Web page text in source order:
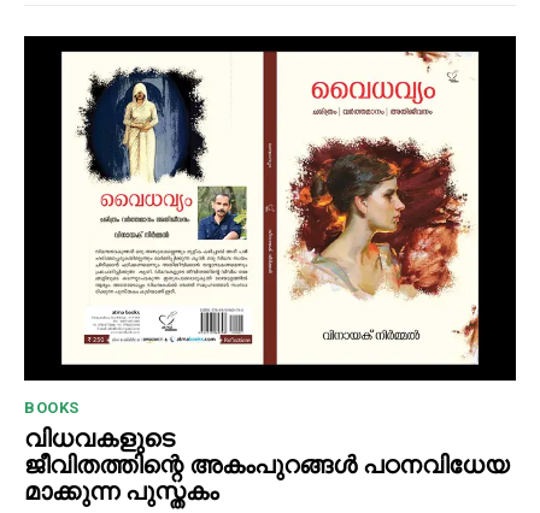
BOOKS
വിധവകളുടെ
ജീവിതത്തിന്റെ അകംപുറങ്ങൾ പഠനവിധേയ
മാക്കുന്ന പുസ്തകം